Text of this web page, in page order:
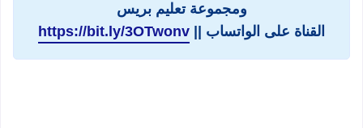
ومجموعة تعليم بريس
القناة على الواتساب || https://bit.ly/3OTwonv